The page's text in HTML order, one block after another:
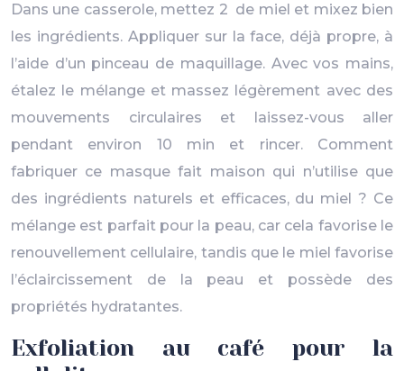
Dans une casserole, mettez 2 de miel et mixez bien
les ingrédients. Appliquer sur la face, déjà propre, à
l’aide d’un pinceau de maquillage. Avec vos mains,
étalez le mélange et massez légèrement avec des
mouvements circulaires et laissez-vous aller
pendant environ 10 min et rincer. Comment
fabriquer ce masque fait maison qui n’utilise que
des ingrédients naturels et efficaces, du miel ? Ce
mélange est parfait pour la peau, car cela favorise le
renouvellement cellulaire, tandis que le miel favorise
l’éclaircissement de la peau et possède des
propriétés hydratantes.
Exfoliation au café pour la